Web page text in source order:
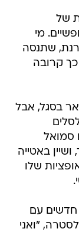
של
מי
שתנסה
קרובה
בסגל, אבל
סמואל
באטייה
שלו
עם
"ואני